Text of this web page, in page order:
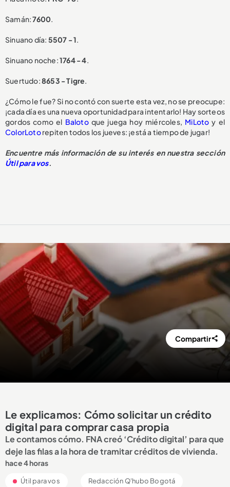
Samán:7600.
Sinuano día: 5507 - 1.
Sinuano noche:1764 - 4.
Suertudo:8653 - Tigre.
¿Cómo le fue? Si no contó con suerte esta vez, no se preocupe:
¡cada día es una nueva oportunidad para intentarlo! Hay sorteos
gordos como el Balotoque juega hoy miércoles, MiLoto y el
ColorLotorepiten todos los jueves: ¡está a tiempo de jugar!
Encuentre más información de su interés en nuestra sección
Útil para vos.
Compartir
Le explicamos: Cómo solicitar un crédito
digital para comprar casa propia
Le contamos cómo. FNA creó ‘Crédito digital’ para que
deje las filas a la hora de tramitar créditos de vivienda.
hace 4 horas
Útil para vos Redacción Q'hubo Bogotá